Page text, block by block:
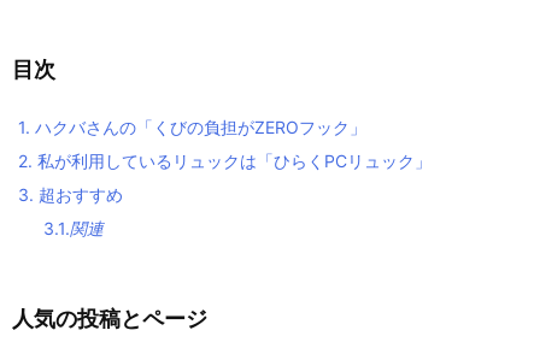
目次
1. ハクバさんの「くびの負担がZEROフック」
2. 私が利用しているリュックは「ひらくPCリュック」
3. 超おすすめ
3.1.関連
人気の投稿とページ